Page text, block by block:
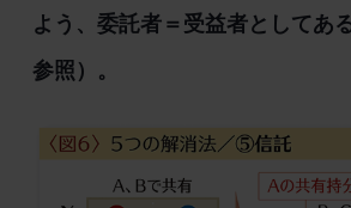
よう、委託者＝受益者としてあ
参照）。